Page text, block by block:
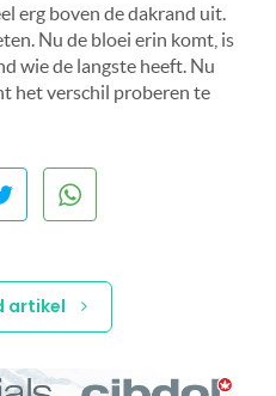
erg boven de dakrand uit.
Nu de bloei erin komt, is
wie de langste heeft. Nu
het verschil proberen te
artikel